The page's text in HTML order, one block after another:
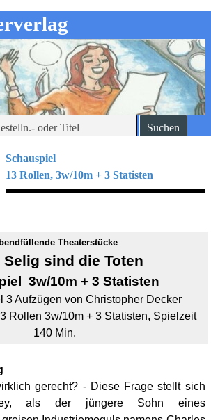
Suchen
Schauspiel
13 Rollen, 3w/10m + 3 Statisten
Theaterstücke
Selig sind die Toten
3w/10m + 3 Statisten
3 Aufzügen von Christopher Decker
Rollen 3w/10m + 3 Statisten, Spielzeit
140 Min.
gerecht? - Diese Frage stellt sich
als der jüngere Sohn eines